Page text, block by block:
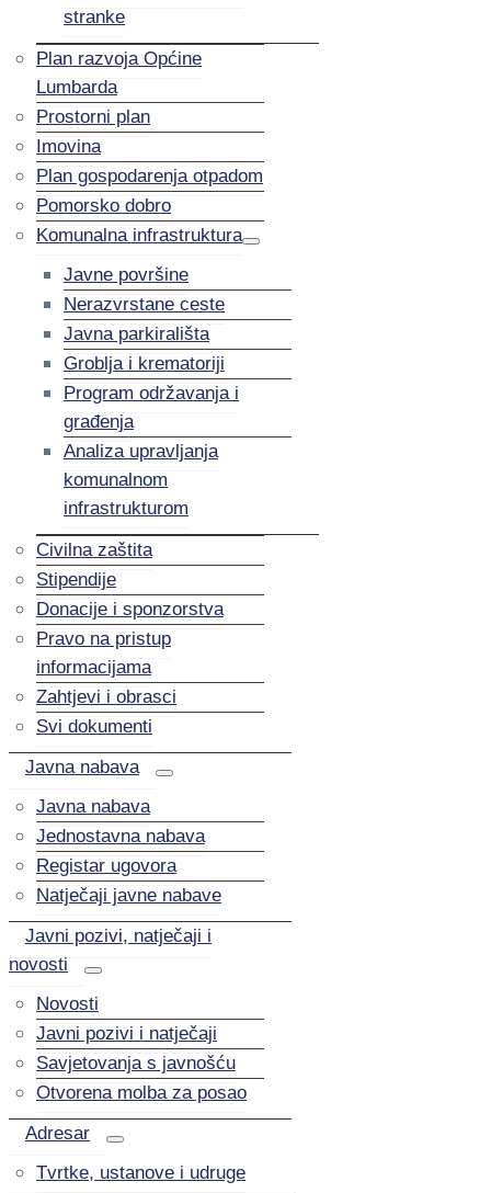
stranke
Plan razvoja Općine
Lumbarda
Prostorni plan
Imovina
Plan gospodarenja otpadom
Pomorsko dobro
Komunalna infrastruktura
Javne površine
Nerazvrstane ceste
Javna parkirališta
Groblja i krematoriji
Program održavanja i
građenja
Analiza upravljanja
komunalnom
infrastrukturom
Civilna zaštita
Stipendije
Donacije i sponzorstva
Pravo na pristup
informacijama
Zahtjevi i obrasci
Svi dokumenti
Javna nabava
Javna nabava
Jednostavna nabava
Registar ugovora
Natječaji javne nabave
Javni pozivi, natječaji i
novosti
Novosti
Javni pozivi i natječaji
Savjetovanja s javnošću
Otvorena molba za posao
Adresar
Tvrtke, ustanove i udruge